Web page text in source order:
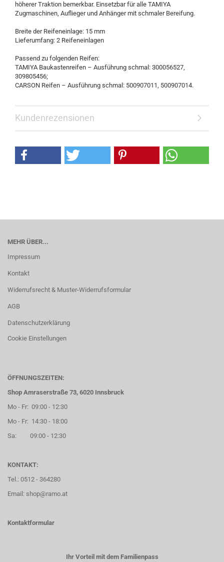
höherer Traktion bemerkbar. Einsetzbar für alle TAMIYA
Zugmaschinen, Auflieger und Anhänger mit schmaler Bereifung.
Breite der Reifeneinlage: 15 mm
Lieferumfang: 2 Reifeneinlagen
Passend zu folgenden Reifen:
TAMIYA Baukastenreifen – Ausführung schmal: 300056527,
309805456;
CARSON Reifen – Ausführung schmal: 500907011, 500907014.
Kundenrezensionen
MEHR ÜBER...
Impressum
Kontakt
Widerrufsrecht & Muster-Widerrufsformular
AGB
Datenschutzerklärung
Cookie Einstellungen
ÖFFNUNGSZEITEN:
Shop Amraserstraße 73, 6020 Innsbruck
Mo - Fr: 09:00 - 12:30
Mo - Fr: 14:30 - 18:00
Sa: 09:00 - 12:30
KONTAKT:
Tel.: 0512 - 364280
Email: shop@ramo.at
Kontaktformular
Ihr Vorteil mit dem Familienpass